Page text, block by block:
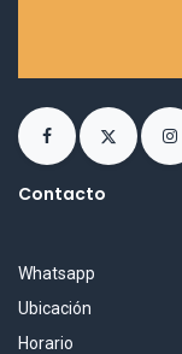
Contacto
Whatsapp
Ubicación
Horario